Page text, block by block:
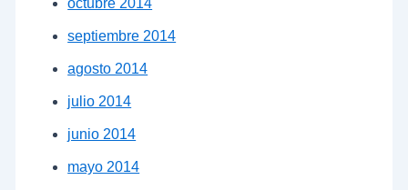
septiembre 2014
agosto 2014
julio 2014
junio 2014
mayo 2014